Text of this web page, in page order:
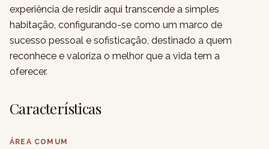
experiência de residir aqui transcende a simples
habitação, configurando-se como um marco de
sucesso pessoal e sofisticação, destinado a quem
reconhece e valoriza o melhor que a vida tem a
oferecer.
Características
ÁREA COMUM